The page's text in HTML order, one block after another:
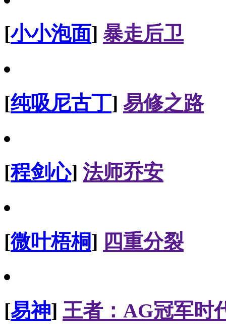
[小小泡面] 暴走后卫
[纯吸尼古丁] 易修之路
[程剑心] 法师乔安
[微叶梧桐] 四重分裂
[易神] 王者：AG冠军时